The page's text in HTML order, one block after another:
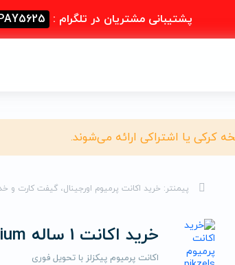
پشتیبانی مشتریان در تلگرام :
کرکی یا اشتراکی ارائه می‌شوند.
پیمنتر: خرید اکانت پرمیوم اورجینال، گیفت کارت و
خرید اکانت 1 ساله Premium پرمیوم پیکزلز
اکانت پرمیوم پیکزلز با تحویل فوری